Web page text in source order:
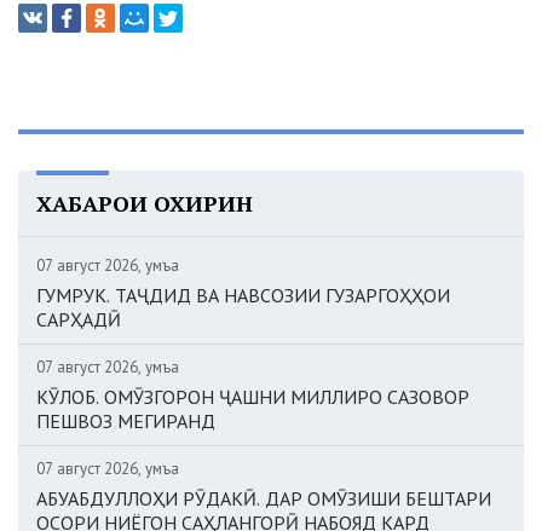
ХАБАРҲОИ ОХИРИН
07 август 2026, Ҷумъа
ГУМРУК. ТАҶДИД ВА НАВСОЗИИ ГУЗАРГОҲҲОИ
САРҲАДӢ
07 август 2026, Ҷумъа
КӮЛОБ. ОМӮЗГОРОН ҶАШНИ МИЛЛИРО САЗОВОР
ПЕШВОЗ МЕГИРАНД
07 август 2026, Ҷумъа
АБУАБДУЛЛОҲИ РӮДАКӢ. ДАР ОМӮЗИШИ БЕШТАРИ
ОСОРИ НИЁГОН САҲЛАНГОРӢ НАБОЯД КАРД